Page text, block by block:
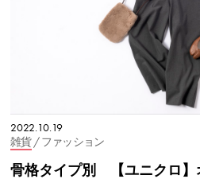
2022.10.19
雑貨/ ファッション
骨格タイプ別 【ユニクロ】